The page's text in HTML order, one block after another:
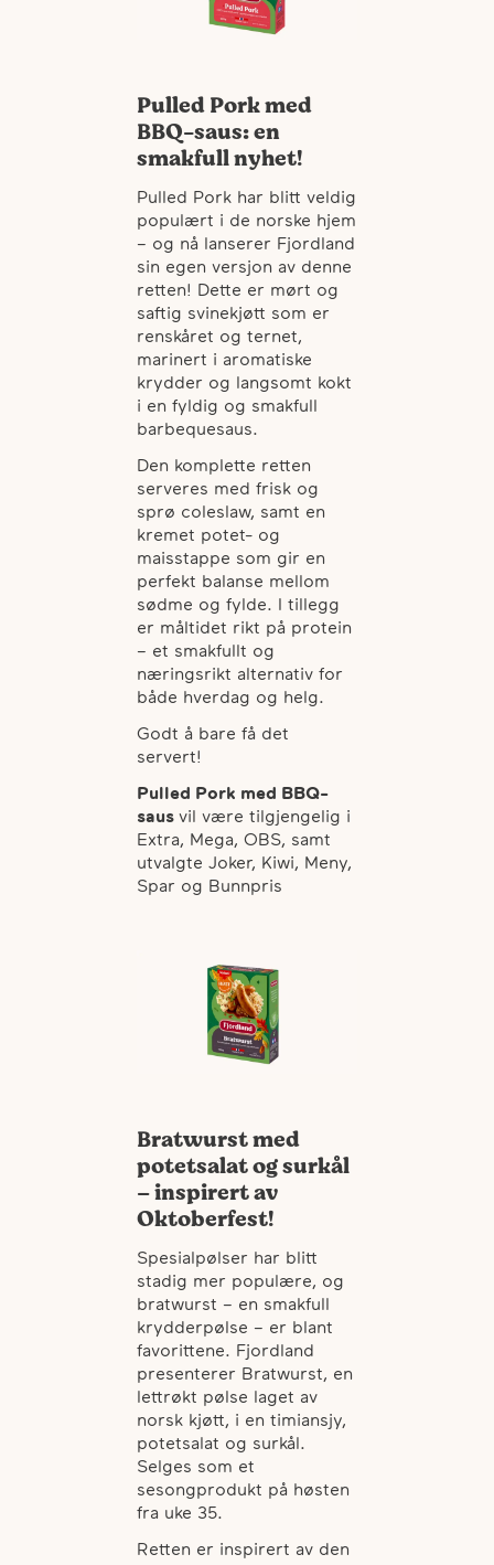
Pulled Pork med
BBQ-saus: en
smakfull nyhet!
Pulled Pork har blitt veldig
populært i de norske hjem
– og nå lanserer Fjordland
sin egen versjon av denne
retten! Dette er mørt og
saftig svinekjøtt som er
renskåret og ternet,
marinert i aromatiske
krydder og langsomt kokt
i en fyldig og smakfull
barbequesaus.
Den komplette retten
serveres med frisk og
sprø coleslaw, samt en
kremet potet- og
maisstappe som gir en
perfekt balanse mellom
sødme og fylde. I tillegg
er måltidet rikt på protein
– et smakfullt og
næringsrikt alternativ for
både hverdag og helg.
Godt å bare få det
servert!
Pulled Pork med BBQ-
saus vil være tilgjengelig i
Extra, Mega, OBS, samt
utvalgte Joker, Kiwi, Meny,
Spar og Bunnpris
Bratwurst med
potetsalat og surkål
– inspirert av
Oktoberfest!
Spesialpølser har blitt
stadig mer populære, og
bratwurst – en smakfull
krydderpølse – er blant
favorittene. Fjordland
presenterer Bratwurst, en
lettrøkt pølse laget av
norsk kjøtt, i en timiansjy,
potetsalat og surkål.
Selges som et
sesongprodukt på høsten
fra uke 35.
Retten er inspirert av den